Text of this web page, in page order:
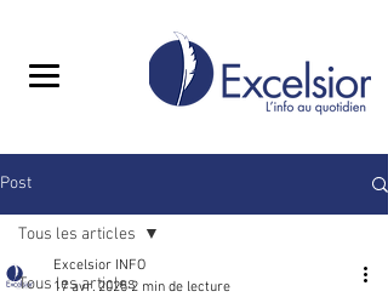
Post
Tous les articles
Tous les articles
Excelsior INFO
17 avr. 2025 2 min de lecture